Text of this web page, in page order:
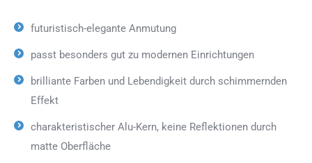
futuristisch-elegante Anmutung
passt besonders gut zu modernen Einrichtungen
brilliante Farben und Lebendigkeit durch schimmernden
Effekt
charakteristischer Alu-Kern, keine Reflektionen durch
matte Oberfläche